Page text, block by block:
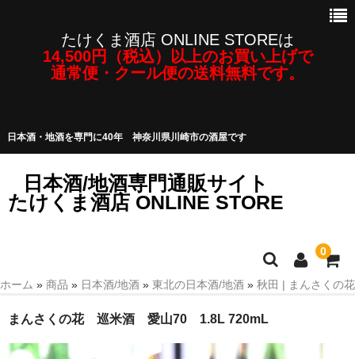
たけくま酒店 ONLINE STOREは
14,500円（税込）以上のお買い上げで
通常便・クール便の送料無料です。
日本酒・地酒を専門に40年 神奈川県川崎市の酒屋です
日本酒/地酒専門通販サイト
たけくま酒店 ONLINE STORE
0
ホーム » 商品 » 日本酒/地酒 » 東北の日本酒/地酒 » 秋田 | まんさくの花
まんさくの花 巡米酒 愛山70 1.8L 720mL